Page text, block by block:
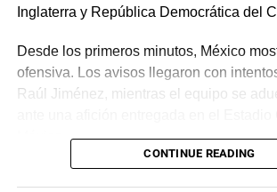
Inglaterra y República Democrática del
Desde los primeros minutos, México
ofensiva. Los avisos llegaron con
Raúl Jiménez, mientras el equipo se
CONTINUE READING